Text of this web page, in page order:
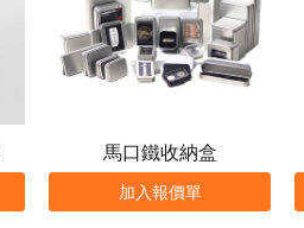
馬口鐵收納盒
加入報價單